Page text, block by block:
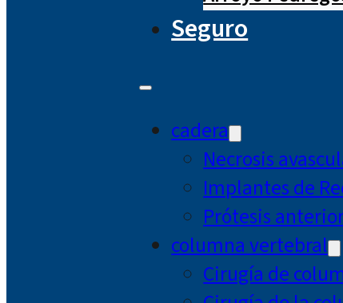
Seguro
cadera
Necrosis
Implantes de
Prótesis
columna vertebral
Cirugía de